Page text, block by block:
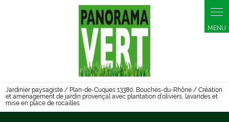
Jardinier paysagiste / Plan-de-Cuques 13380, Bouches-du-Rhône / Création
et aménagement de jardin provençal avec plantation d’oliviers, lavandes et
mise en place de rocailles
Panneau de gestion des cookies